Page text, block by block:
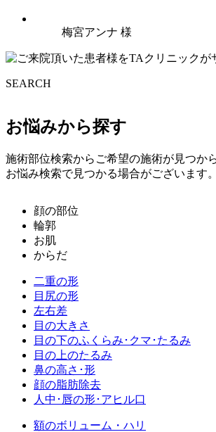
梅宮アンナ 様
SEARCH
お悩みから探す
施術部位検索からご希望の施術が見つか
お悩み検索で見つかる場合がございます。
顔の部位
輪郭
お肌
からだ
二重の形
目尻の形
左右差
目の大きさ
目の下のふくらみ･クマ･たるみ
目の上のたるみ
鼻の高さ･形
顔の脂肪除去
人中･唇の形･アヒル口
額のボリューム・ハリ